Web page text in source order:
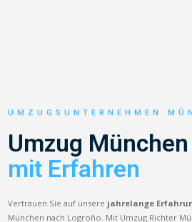
UMZUGSUNTERNEHMEN
Umzug
mit Erfahren
Vertrauen Sie auf unsere jahrelange
München nach Logroño. Mit Umzug Richter